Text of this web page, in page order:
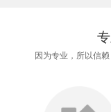
因为专业，所以信